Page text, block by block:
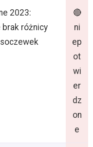
2023:
różnicy
🔴
ni
ep
ot
wi
er
dz
on
e